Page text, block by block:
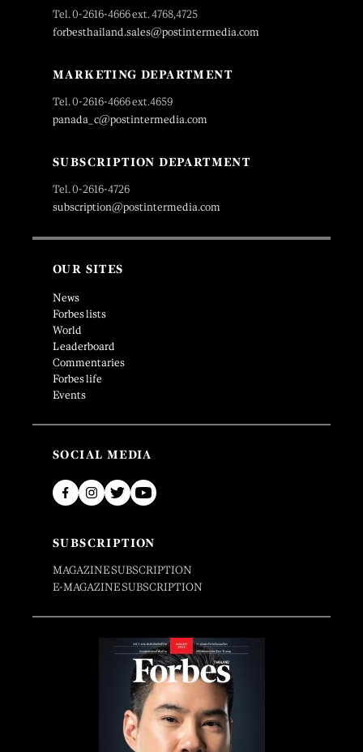
Tel. 0-2616-4666 ext. 4768,4725
forbesthailand.sales@postintermedia.com
MARKETING DEPARTMENT
Tel. 0-2616-4666 ext.4659
panada_c@postintermedia.com
SUBSCRIPTION DEPARTMENT
Tel. 0-2616-4726
subscription@postintermedia.com
OUR SITES
News
Forbes lists
World
Leaderboard
Commentaries
Forbes life
Events
SOCIAL MEDIA
SUBSCRIPTION
MAGAZINE SUBSCRIPTION
E-MAGAZINE SUBSCRIPTION